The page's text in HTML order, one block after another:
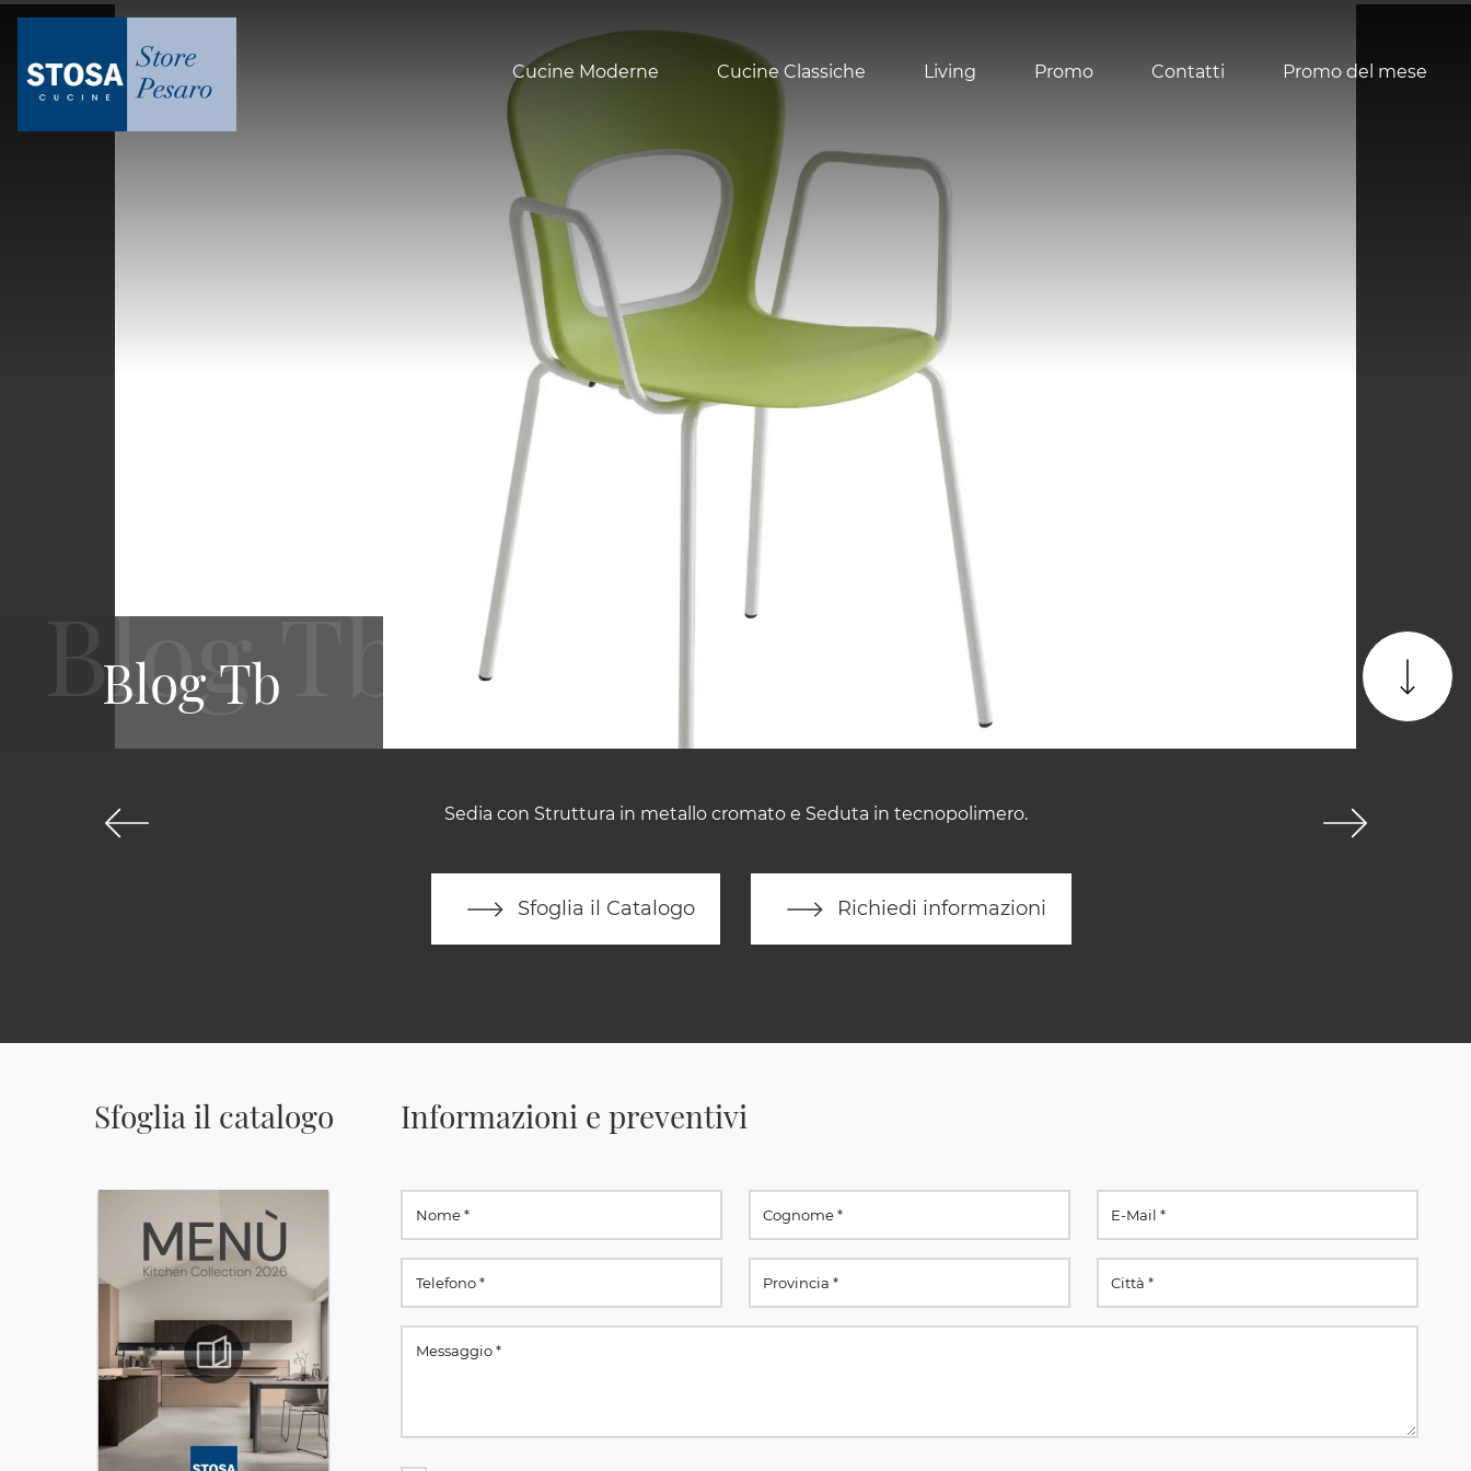
Cucine Moderne Cucine Classiche Living Promo Contatti Promo del mese
Sedia con Struttura in metallo cromato e Seduta in tecnopolimero.
Sfoglia il Catalogo Richiedi informazioni
Blog Tb
Sfoglia il catalogo Informazioni e preventivi